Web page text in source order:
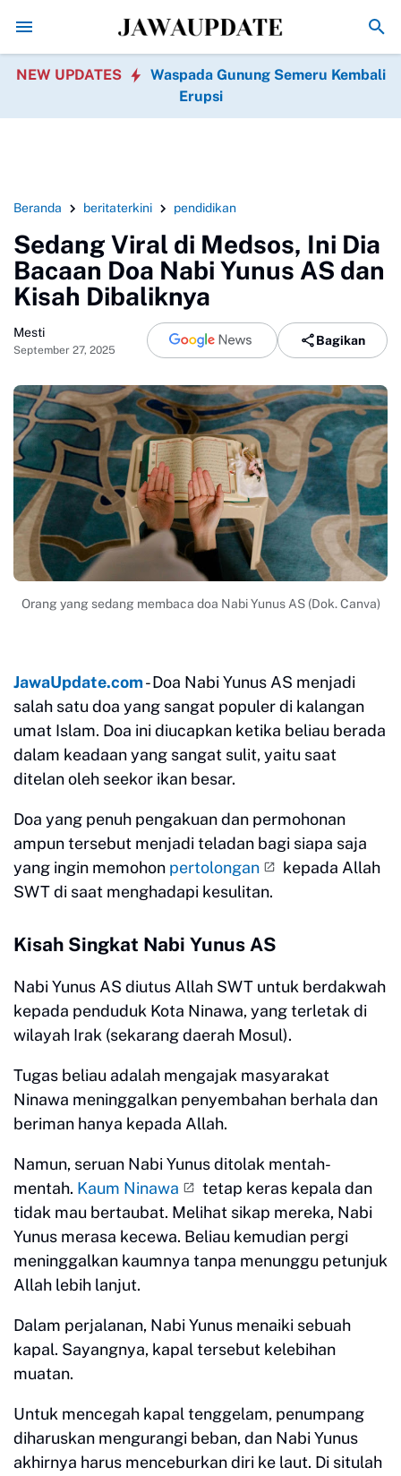
Kuliner Legendaris di Mojokerto yang Wajib Dicicipi,
NEW UPDATES
Waspada Gunung Semeru Kembali
Erupsi
Beranda beritaterkini pendidikan
Sedang Viral di Medsos, Ini Dia
Bacaan Doa Nabi Yunus AS dan
Kisah Dibaliknya
Mesti
September 27, 2025
Bagikan
Orang yang sedang membaca doa Nabi Yunus AS (Dok. Canva)
JawaUpdate.com- Doa Nabi Yunus AS menjadi
salah satu doa yang sangat populer di kalangan
umat Islam. Doa ini diucapkan ketika beliau berada
dalam keadaan yang sangat sulit, yaitu saat
ditelan oleh seekor ikan besar.
Doa yang penuh pengakuan dan permohonan
ampun tersebut menjadi teladan bagi siapa saja
yang ingin memohon pertolongan
kepada Allah
SWT di saat menghadapi kesulitan.
Kisah Singkat Nabi Yunus AS
Nabi Yunus AS diutus Allah SWT untuk berdakwah
kepada penduduk Kota Ninawa, yang terletak di
wilayah Irak (sekarang daerah Mosul).
Tugas beliau adalah mengajak masyarakat
Ninawa meninggalkan penyembahan berhala dan
beriman hanya kepada Allah.
Namun, seruan Nabi Yunus ditolak mentah-
mentah. Kaum Ninawa
tetap keras kepala dan
tidak mau bertaubat. Melihat sikap mereka, Nabi
Yunus merasa kecewa. Beliau kemudian pergi
meninggalkan kaumnya tanpa menunggu petunjuk
Allah lebih lanjut.
Dalam perjalanan, Nabi Yunus menaiki sebuah
kapal. Sayangnya, kapal tersebut kelebihan
muatan.
Untuk mencegah kapal tenggelam, penumpang
diharuskan mengurangi beban, dan Nabi Yunus
akhirnya harus menceburkan diri ke laut. Di situlah